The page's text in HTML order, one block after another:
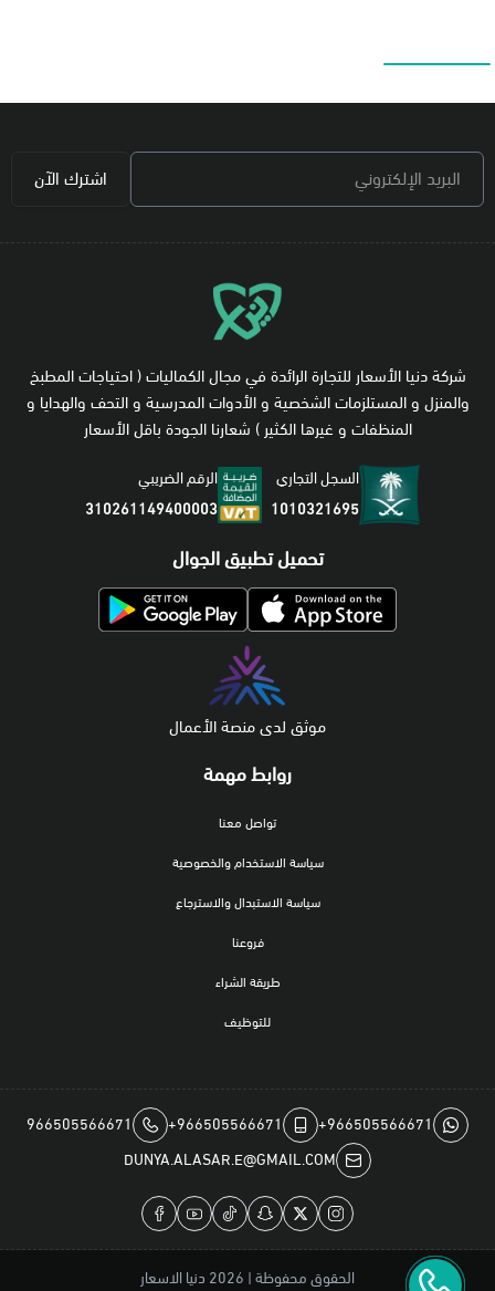
البريد الإلكتروني
اشترك الآن
روابط مهمة
تواصل معنا
سياسة الاستخدام والخصوصية
سياسة الاستبدال والاسترجاع
فروعنا
طريقة الشراء
للتوظيف
شركة دنيا الأسعار للتجارة الرائدة في مجال الكماليات ( احتياجات المطبخ
والمنزل و المستلزمات الشخصية و الأدوات المدرسية و التحف والهدايا و
المنظفات و غيرها الكثير ) شعارنا الجودة باقل الأسعار
السجل التجاري
1010321695
الرقم الضريبي
310261149400003
تحميل تطبيق الجوال
موثق لدى منصة الأعمال
+966505566671
+966505566671
966505566671
DUNYA.ALASAR.E@GMAIL.COM
الحقوق محفوظة | 2026 دنيا الاسعار